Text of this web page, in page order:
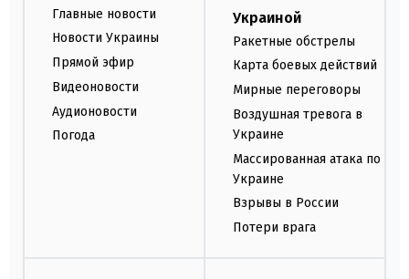
Главные новости
Новости Украины
Прямой эфир
Видеоновости
Аудионовости
Погода
Украиной
Ракетные обстрелы
Карта боевых действий
Мирные переговоры
Воздушная тревога в
Украине
Массированная атака по
Украине
Взрывы в России
Потери врага